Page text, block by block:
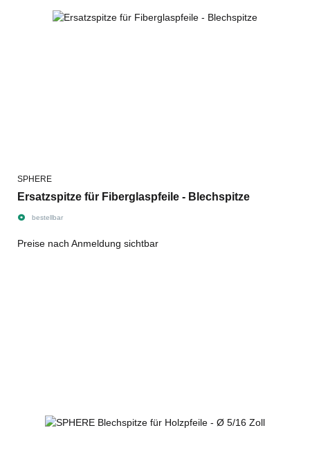
SPHERE
Ersatzspitze für Fiberglaspfeile - Blechspitze
bestellbar
Preise nach Anmeldung sichtbar